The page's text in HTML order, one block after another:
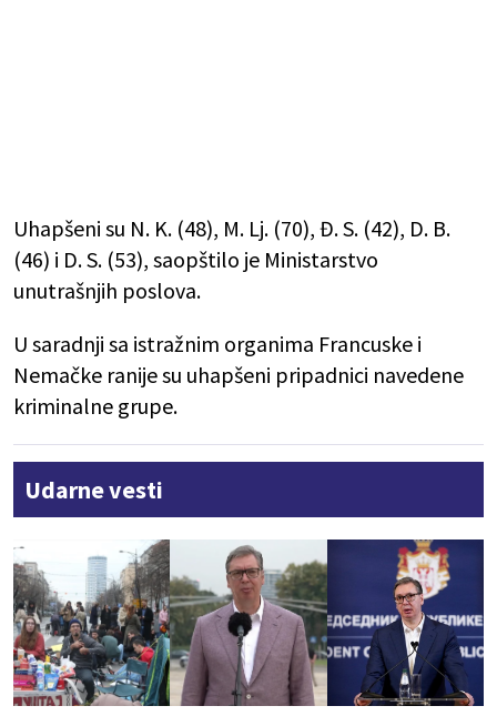
Uhapšeni su N. K. (48), M. Lj. (70), Đ. S. (42), D. B.
(46) i D. S. (53), saopštilo je Ministarstvo
unutrašnjih poslova.
U saradnji sa istražnim organima Francuske i
Nemačke ranije su uhapšeni pripadnici navedene
kriminalne grupe.
Udarne vesti